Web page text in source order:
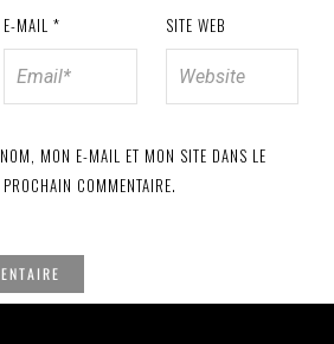
E-MAIL* SITE WEB
MON E-MAIL ET MON SITE DANS LE
COMMENTAIRE.